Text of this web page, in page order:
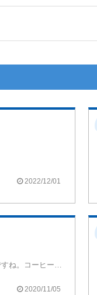
で、2022/12/01
2020/11/05